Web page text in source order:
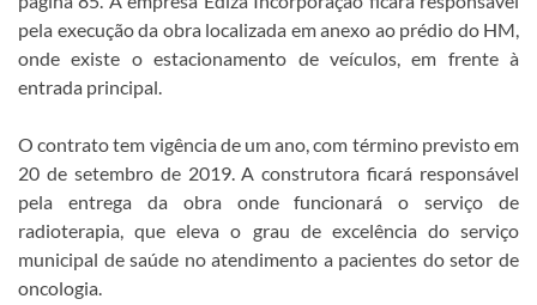
pela execução da obra localizada em anexo ao prédio do HM,
onde existe o estacionamento de veículos, em frente à
entrada principal.
O contrato tem vigência de um ano, com término previsto em
20 de setembro de 2019. A construtora ficará responsável
pela entrega da obra onde funcionará o serviço de
radioterapia, que eleva o grau de excelência do serviço
municipal de saúde no atendimento a pacientes do setor de
oncologia.